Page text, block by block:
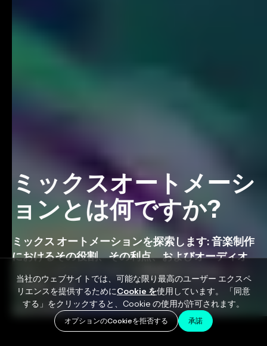
ミックスオートメーシ
ョンとは何ですか?
ミックス オートメーションを探索します: 音楽制作
におけるその役割、その利点、およびオーディオ
ミキシング ワークフローを最適化する方法につい
て説明します。
July 6, 2023
当社のウェブサイトでは、可能な限り最高のユーザー エクスペ
リエンスを提供するためにCookie を使用しています。 「同意
する」をクリックすると、Cookie の使用が許可されます。
オプションのCookieを拒否する 承諾